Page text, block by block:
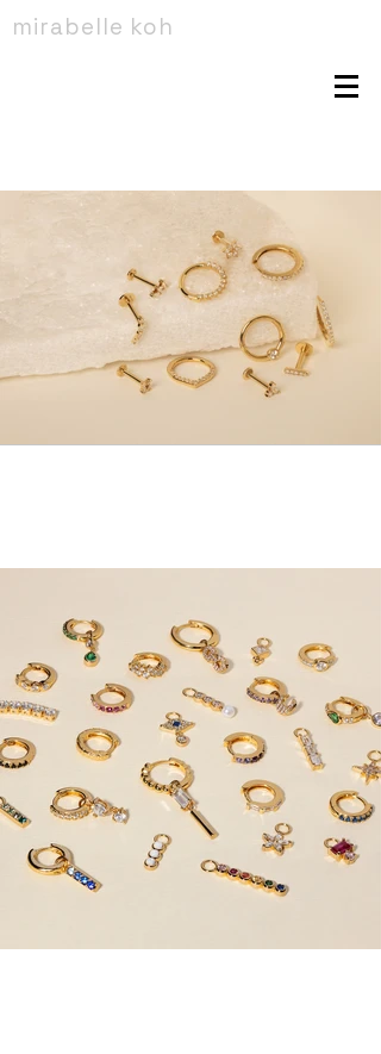
mirabelle koh